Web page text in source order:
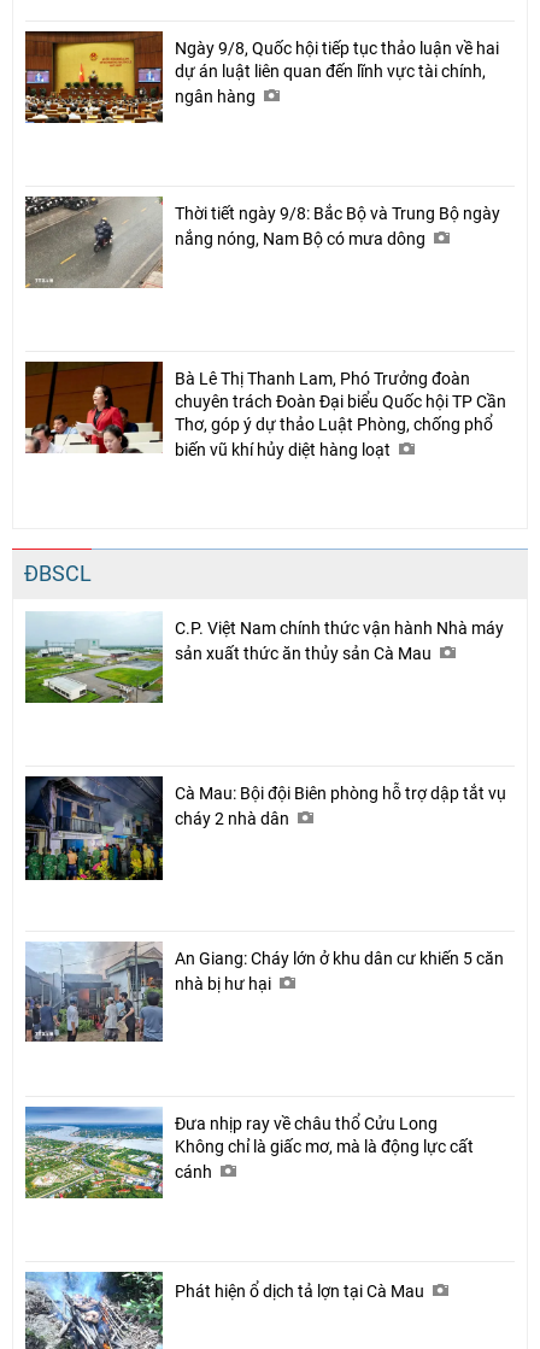
Ngày 9/8, Quốc hội tiếp tục thảo luận về hai
dự án luật liên quan đến lĩnh vực tài chính,
ngân hàng
Thời tiết ngày 9/8: Bắc Bộ và Trung Bộ ngày
nắng nóng, Nam Bộ có mưa dông
Bà Lê Thị Thanh Lam, Phó Trưởng đoàn
chuyên trách Đoàn Đại biểu Quốc hội TP Cần
Thơ, góp ý dự thảo Luật Phòng, chống phổ
biến vũ khí hủy diệt hàng loạt
ĐBSCL
C.P. Việt Nam chính thức vận hành Nhà máy
sản xuất thức ăn thủy sản Cà Mau
Cà Mau: Bội đội Biên phòng hỗ trợ dập tắt vụ
cháy 2 nhà dân
An Giang: Cháy lớn ở khu dân cư khiến 5 căn
nhà bị hư hại
Đưa nhịp ray về châu thổ Cửu Long
Không chỉ là giấc mơ, mà là động lực cất
cánh
Phát hiện ổ dịch tả lợn tại Cà Mau